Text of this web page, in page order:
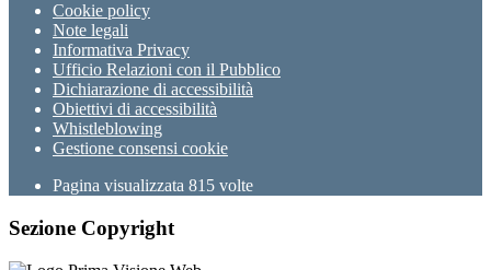
Cookie policy
Note legali
Informativa Privacy
Ufficio Relazioni con il Pubblico
Dichiarazione di accessibilità
Obiettivi di accessibilità
Whistleblowing
Gestione consensi cookie
Pagina visualizzata 815 volte
Sezione Copyright